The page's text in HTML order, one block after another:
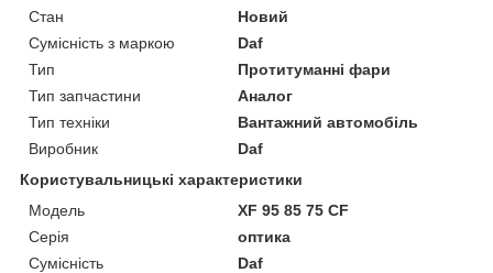
Стан
Новий
Сумісність з маркою
Daf
Тип
Протитуманні фари
Тип запчастини
Аналог
Тип техніки
Вантажний автомобіль
Виробник
Daf
Користувальницькі характеристики
Мoдель
XF 95 85 75 CF
Серія
оптика
Сумісність
Daf